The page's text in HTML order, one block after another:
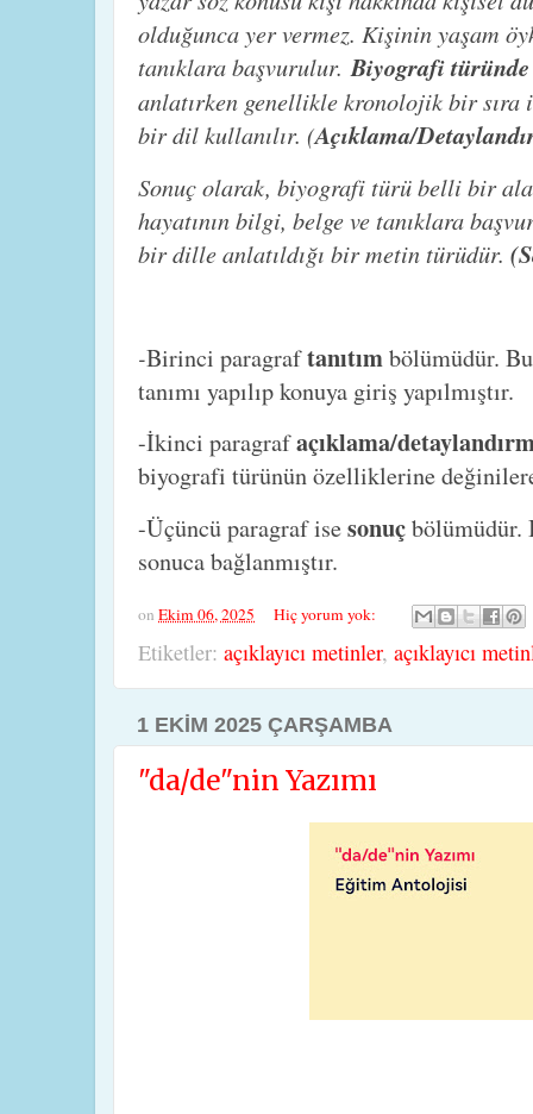
olduğunca yer vermez. Kişinin yaşam
tanıklara başvurulur. Biyografi türünde
anlatırken genellikle kronolojik bir sıra
bir dil kullanılır. (Açıklama/
Sonuç olarak, biyografi türü belli bir
hayatının bilgi, belge ve tanıklara
bir dille anlatıldığı bir metin türüdür.
-Birinci paragraftanıtımbölümüdür.
tanımı yapılıp konuya giriş yapılmıştır.
-İkinci paragrafaçıklama/
biyografi türünün özelliklerine
-Üçüncü paragraf isesonuçbölümüdür.
sonuca bağlanmıştır.
on Ekim 06, 2025 Hiç yorum yok:
Etiketler: açıklayıcı metinler, açıklayıcı
1 EKIM 2025 ÇARŞAMBA
"da/de"nin Yazımı